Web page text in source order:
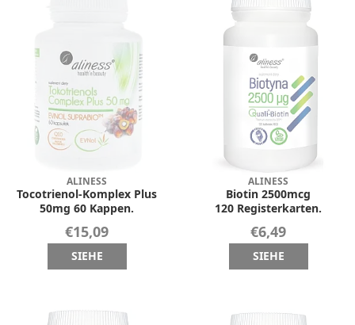
ALINESS
Tocotrienol-Komplex Plus
50mg 60 Kappen.
€15,09
SIEHE
ALINESS
Biotin 2500mcg
120 Registerkarten.
€6,49
SIEHE